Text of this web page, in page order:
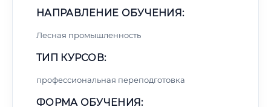
НАПРАВЛЕНИЕ ОБУЧЕНИЯ:
Лесная промышленность
ТИП КУРСОВ:
профессиональная переподготовка
ФОРМА ОБУЧЕНИЯ: